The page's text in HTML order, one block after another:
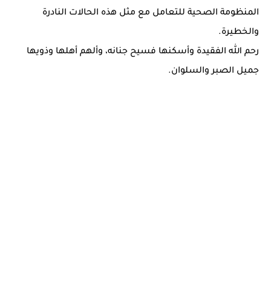
المنظومة الصحية للتعامل مع مثل هذه الحالات النادرة
والخطيرة.
رحم الله الفقيدة وأسكنها فسيح جنانه، وألهم أهلها وذويها
جميل الصبر والسلوان.